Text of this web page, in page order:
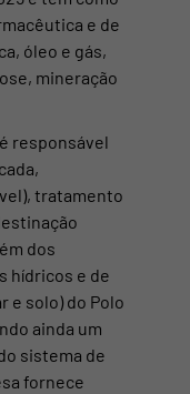
e de
óleo e gás,
mineração
responsável
tratamento
dos
hídricos e de
e solo) do Polo
ainda um
sistema de
fornece